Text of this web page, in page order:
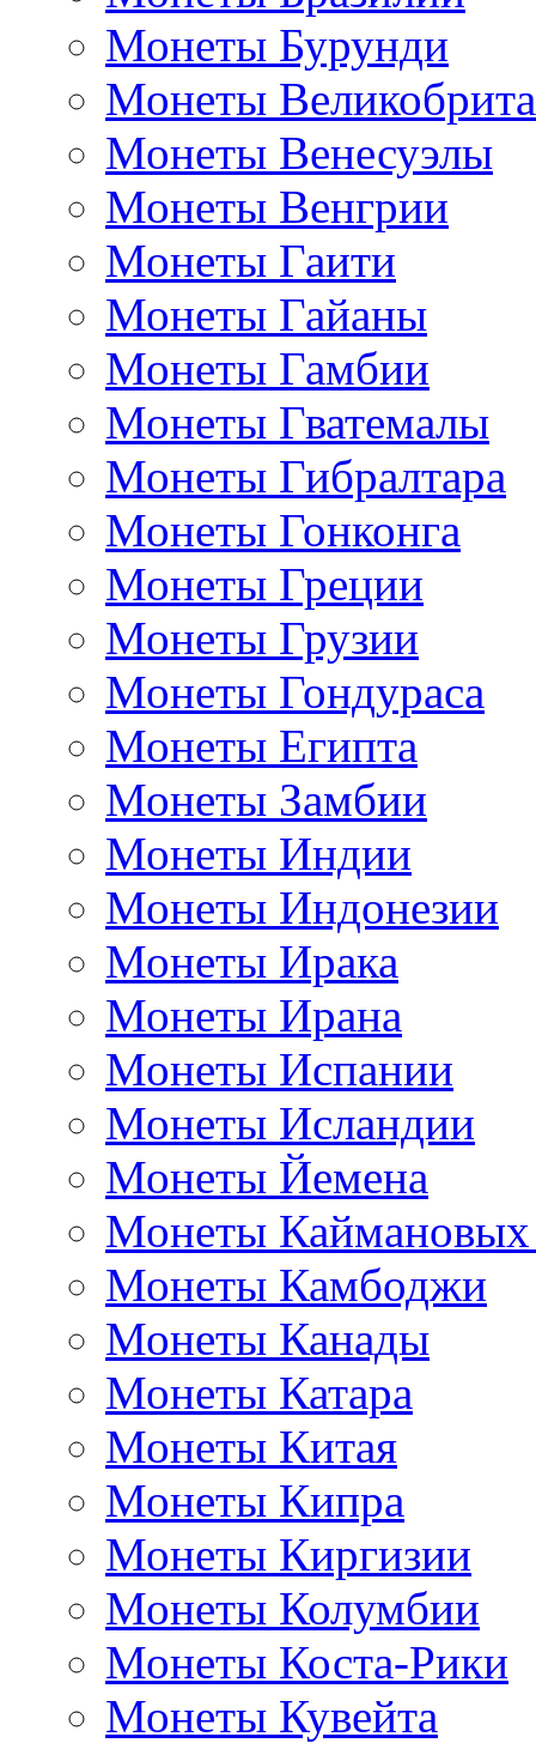
Монеты Бурунди
Монеты
Монеты Венесуэлы
Монеты Венгрии
Монеты Гаити
Монеты Гайаны
Монеты Гамбии
Монеты Гватемалы
Монеты Гибралтара
Монеты Гонконга
Монеты Греции
Монеты Грузии
Монеты Гондураса
Монеты Египта
Монеты Замбии
Монеты Индии
Монеты Индонезии
Монеты Ирака
Монеты Ирана
Монеты Испании
Монеты Исландии
Монеты Йемена
Монеты Каймановых
Монеты Камбоджи
Монеты Канады
Монеты Катара
Монеты Китая
Монеты Кипра
Монеты Киргизии
Монеты Колумбии
Монеты Коста-Рики
Монеты Кувейта